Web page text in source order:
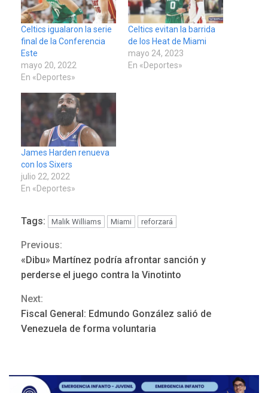
Celtics igualaron la serie
final de la Conferencia
Este
mayo 20, 2022
En «Deportes»
Celtics evitan la barrida
de los Heat de Miami
mayo 24, 2023
En «Deportes»
James Harden renueva
con los Sixers
julio 22, 2022
En «Deportes»
Tags: Malik Williams Miami reforzará
Continue
Reading
Previous:
«Dibu» Martínez podría afrontar sanción y
perderse el juego contra la Vinotinto
Next:
Fiscal General: Edmundo González salió de
Venezuela de forma voluntaria
3
POLÍTICA
TITULARES
ÚLTIMA HORA
diálogo en Venezuela
4
nueva mesa de diálogo